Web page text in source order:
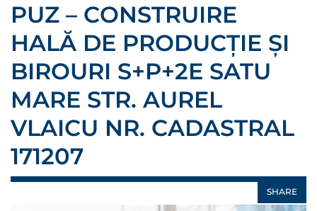
PUZ – CONSTRUIRE
HALĂ DE PRODUCȚIE ȘI
BIROURI S+P+2E SATU
MARE STR. AUREL
VLAICU NR. CADASTRAL
171207
SHARE